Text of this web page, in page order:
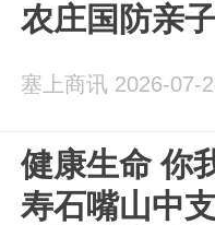
农庄国防亲
塞上商讯 2026-07-
健康生命 你
寿石嘴山中